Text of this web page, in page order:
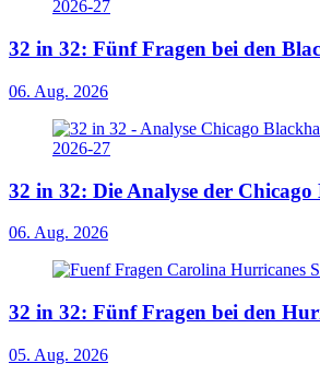
32 in 32: Fünf Fragen bei den
06. Aug. 2026
32 in 32: Die Analyse der
06. Aug. 2026
32 in 32: Fünf Fragen bei den
05. Aug. 2026